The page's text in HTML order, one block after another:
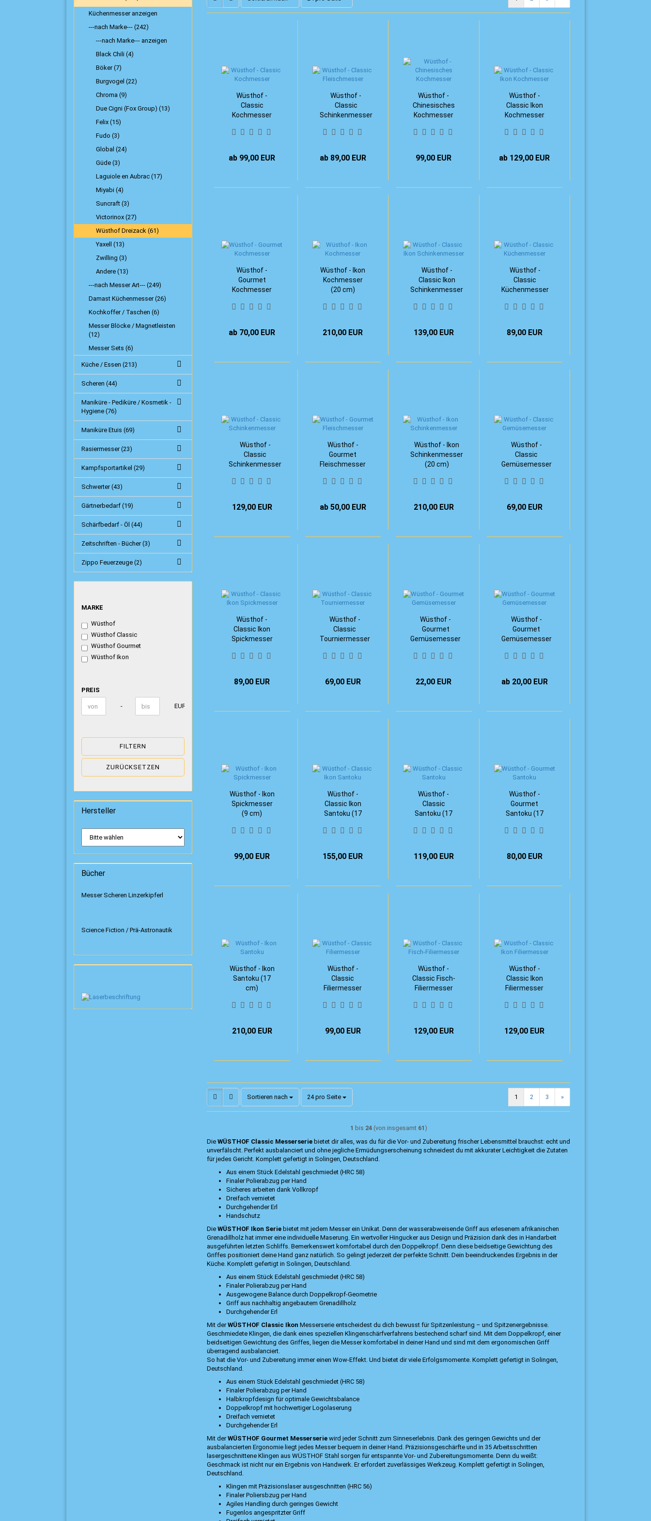
Wüsthof -
Classic
Kochmesser
ab 99,00 EUR
Wüsthof -
Classic
Schinkenmesser
ab 89,00 EUR
Wüsthof -
Chinesisches
Kochmesser
99,00 EUR
Wüsthof -
Classic Ikon
Kochmesser
ab 129,00 EUR
Wüsthof -
Gourmet
Kochmesser
ab 70,00 EUR
Wüsthof - Ikon
Kochmesser
(20 cm)
210,00 EUR
Wüsthof -
Classic Ikon
Schinkenmesser
139,00 EUR
Wüsthof -
Classic
Küchenmesser
89,00 EUR
Wüsthof -
Classic
Schinkenmesser
cm
129,00 EUR
Wüsthof -
Gourmet
Fleischmesser
ab 50,00 EUR
Wüsthof - Ikon
Schinkenmesser
(20 cm)
210,00 EUR
Wüsthof -
Classic
Gemüsemesser
69,00 EUR
Wüsthof -
Classic Ikon
Spickmesser
89,00 EUR
Wüsthof -
Classic
Tourniermesser
69,00 EUR
Wüsthof -
Gourmet
Gemüsemesser
22,00 EUR
Wüsthof -
Gourmet
Gemüsemesser
ab 20,00 EUR
Wüsthof - Ikon
Spickmesser
(9 cm)
99,00 EUR
Wüsthof -
Classic Ikon
Santoku (17
155,00 EUR
Wüsthof -
Classic
Santoku (17
119,00 EUR
Wüsthof -
Gourmet
Santoku (17
80,00 EUR
Wüsthof - Ikon
Santoku (17
cm)
210,00 EUR
Wüsthof -
Classic
Filiermesser
99,00 EUR
Wüsthof -
Classic Fisch-
Filiermesser
129,00 EUR
Wüsthof -
Classic Ikon
Filiermesser
129,00 EUR
Sortieren nach
Sortieren nach 24 pro Seite
pro Seite 1 2 3 »
1 bis 24(von insgesamt 61 )
Die WÜSTHOF Classic Messerserie bietet dir alles, was du für die Vor- und Zubereitung frischer Lebensmittel brauchst: echt und
unverfälscht. Perfekt ausbalanciert und ohne jegliche Ermüdungserscheinung schneidest du mit akkurater Leichtigkeit die Zutaten
für jedes Gericht. Komplett gefertigt in Solingen, Deutschland.
Aus einem Stück Edelstahl geschmiedet (HRC 58)
Finaler Polierabzug per Hand
Sicheres arbeiten dank Vollkropf
Dreifach vernietet
Durchgehender Erl
Handschutz
Die WÜSTHOF Ikon Serie bietet mit jedem Messer ein Unikat. Denn der wasserabweisende Griff aus erlesenem afrikanischen
Grenadillholz hat immer eine individuelle Maserung. Ein wertvoller Hingucker aus Design und Präzision dank des in Handarbeit
ausgeführten letzten Schliffs. Bemerkenswert komfortabel durch den Doppelkropf. Denn diese beidseitige Gewichtung des
Griffes positioniert deine Hand ganz natürlich. So gelingt jederzeit der perfekte Schnitt. Dein beeindruckendes Ergebnis in der
Küche. Komplett gefertigt in Solingen, Deutschland.
Aus einem Stück Edelstahl geschmiedet (HRC 58)
Finaler Polierabzug per Hand
Ausgewogene Balance durch Doppelkropf-Geometrie
Griff aus nachhaltig angebautem Grenadillholz
Durchgehender Erl
Mit derWÜSTHOF Classic Ikon Messerserie entscheidest du dich bewusst für Spitzenleistung – und Spitzenergebnisse.
Geschmiedete Klingen, die dank eines speziellen Klingenschärfverfahrens bestechend scharf sind. Mit dem Doppelkropf, einer
beidseitigen Gewichtung des Griffes, liegen die Messer komfortabel in deiner Hand und sind mit dem ergonomischen Griff
überragend ausbalanciert.
So hat die Vor- und Zubereitung immer einen Wow-Effekt. Und bietet dir viele Erfolgsmomente. Komplett gefertigt in Solingen,
Deutschland.
Aus einem Stück Edelstahl geschmiedet (HRC 58)
Finaler Polierabzug per Hand
Halbkropfdesign für optimale Gewichtsbalance
Doppelkropf mit hochwertiger Logolaserung
Dreifach vernietet
Durchgehender Erl
Mit derWÜSTHOF Gourmet Messerserie wird jeder Schnitt zum Sinneserlebnis. Dank des geringen Gewichts und der
ausbalancierten Ergonomie liegt jedes Messer bequem in deiner Hand. Präzisionsgeschärfte und in 35 Arbeitsschritten
lasergeschnittene Klingen aus WÜSTHOF Stahl sorgen für entspannte Vor- und Zubereitungsmomente. Denn du weißt:
Geschmack ist nicht nur ein Ergebnis von Handwerk. Er erfordert zuverlässiges Werkzeug. Komplett gefertigt in Solingen,
Deutschland.
Klingen mit Präzisionslaser ausgeschnitten (HRC 56)
Finaler Poliersbzug per Hand
Agiles Handling durch geringes Gewicht
Fugenlos angespritzter Griff
Küchenmesser anzeigen
---nach Marke--- (242)
---nach Marke--- anzeigen
Black Chili (4)
Böker (7)
Burgvogel (22)
Chroma (9)
Due Cigni (Fox Group) (13)
Felix (15)
Fudo (3)
Global (24)
Güde (3)
Laguiole en Aubrac (17)
Miyabi (4)
Suncraft (3)
Victorinox (27)
Wüsthof Dreizack (61)
Yaxell (13)
Zwilling (3)
Andere (13)
---nach Messer Art--- (249)
Damast Küchenmesser (26)
Kochkoffer / Taschen (6)
Messer Blöcke / Magnetleisten
(12)
Messer Sets (6)
Küche / Essen (213)
Scheren (44)
Maniküre - Pediküre / Kosmetik -
Hygiene (76)
Maniküre Etuis (69)
Rasiermesser (23)
Kampfsportartikel (29)
Schwerter (43)
Gärtnerbedarf (19)
Schärfbedarf - Öl (44)
Zeitschriften - Bücher (3)
Zippo Feuerzeuge (2)
MARKE
MARKE
Wüsthof
Wüsthof Classic
Wüsthof Gourmet
Wüsthof Ikon
PREIS
Preis bis - EUR
FILTERN
ZURÜCKSETZEN
Hersteller
Bücher
Messer Scheren Linzerkipferl
Science Fiction / Prä-Astronautik